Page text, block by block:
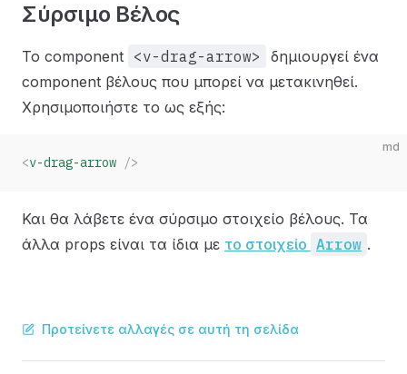
Σύρσιμο Βέλος
Το component <v-drag-arrow>
δημιουργεί ένα
component βέλους που μπορεί να μετακινηθεί.
Χρησιμοποιήστε το ως εξής:
md
<v-drag-arrow />
Και θα λάβετε ένα σύρσιμο στοιχείο βέλους. Τα
άλλα props είναι τα ίδια με το στοιχείο Arrow .
Προτείνετε αλλαγές σε αυτή τη σελίδα